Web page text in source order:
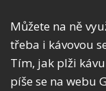
Můžete na ně
třeba i kávovou
Tím, jak plži
píše se na webu